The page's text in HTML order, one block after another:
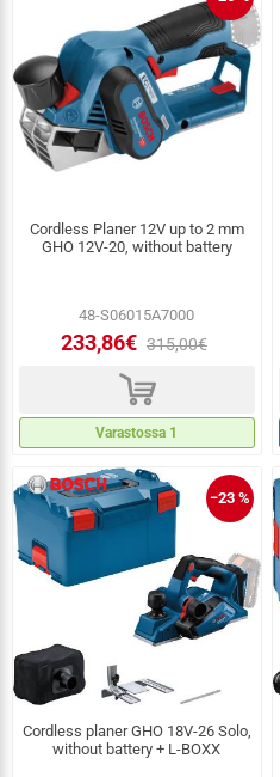
Cordless Planer 12V up to 2 mm
GHO 12V-20, without battery
48-S06015A7000
233,86€ 315,00€
d
Varastossa 1
−23 %
Cordless planer GHO 18V-26 Solo,
without battery + L-BOXX